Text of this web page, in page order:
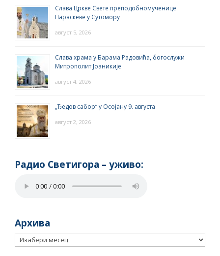
Слава Цркве Свете преподобномученице
Параскеве у Сутомору
август 5, 2026
Слава храма у Барама Радовића, богослужи
Митрополит Јоаникије
август 4, 2026
„Ђедов сабор“ у Осојану 9. августа
август 2, 2026
Радио Светигора – yживо:
Архива
Архива